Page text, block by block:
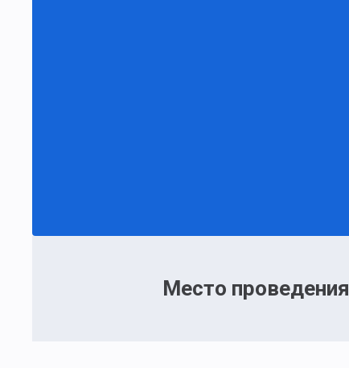
Место проведения